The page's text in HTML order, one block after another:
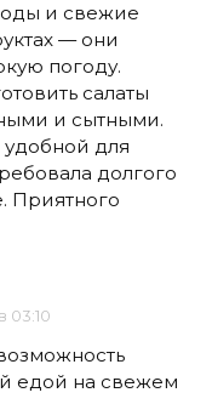
и свежие
— они
погоду.
салаты
и сытными.
удобной для
долгого
Приятного
03:10
едой на свежем